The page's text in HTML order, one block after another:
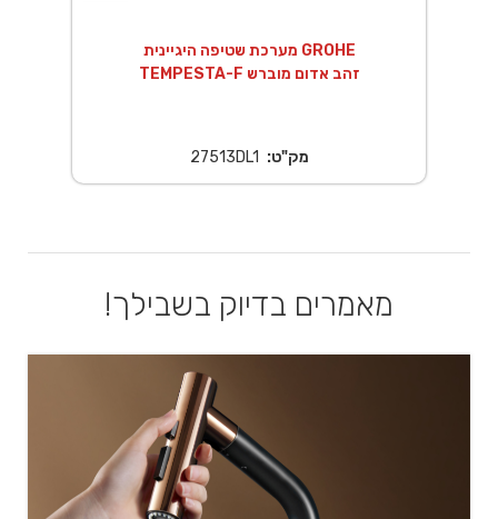
מערכת שטיפה היגיינית GROHE
TEMPESTA-F זהב אדום מוברש
מק"ט: 27513DL1
מאמרים בדיוק בשבילך!